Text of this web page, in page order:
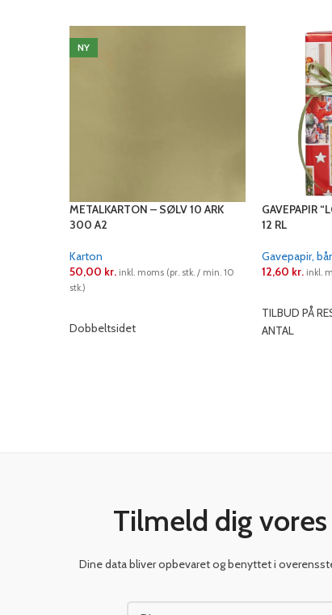
NY
METALKARTON – SØLV 10 ARK
300 A2
Karton
50,00 kr. inkl. moms (pr. stk. / min. 10
stk.)
Dobbeltsidet
GAVEPAPIR
12 RL
Gavepapir,
12,60 kr. inkl.
TILBUD PÅ
ANTAL
Tilmeld dig
Dine data bliver opbevaret og benyttet i